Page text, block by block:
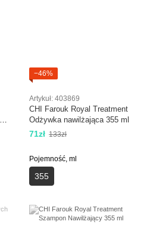
−46%
Artykuł: 403869
CHI Farouk Royal Treatment
Odżywka nawilżająca 355 ml
71zł 133zł
Pojemność, ml
355